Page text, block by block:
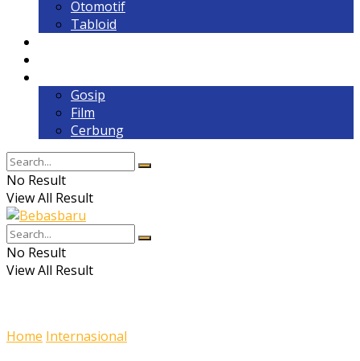
Otomotif
Tabloid
Gosip
Film
Cerbung
No Result
View All Result
No Result
View All Result
Home Internasional